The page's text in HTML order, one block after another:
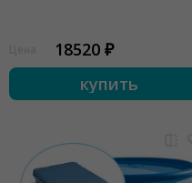
18520 ₽
купить